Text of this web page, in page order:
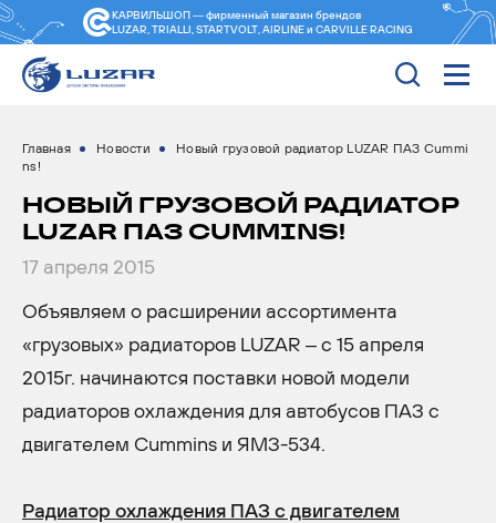
КАРВИЛЬШОП — фирменный магазин брендов
LUZAR, TRIALLI, STARTVOLT, AIRLINE и CARVILLE RACING
Главная Новости
Новый грузовой радиатор LUZAR ПАЗ Cummi
ns!
НОВЫЙ ГРУЗОВОЙ РАДИАТОР
LUZAR ПАЗ CUMMINS!
17 апреля 2015
Объявляем о расширении ассортимента
«грузовых» радиаторов LUZAR – с 15 апреля
2015г. начинаются поставки новой модели
радиаторов охлаждения для автобусов ПАЗ с
двигателем Cummins и ЯМЗ-534.
Радиатор охлаждения ПАЗ с двигателем